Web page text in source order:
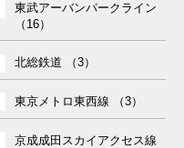
野田市（1）
東武アーバンパークライン
（16）
北総鉄道 （3）
東京メトロ東西線 （3）
京成成田スカイアクセス線